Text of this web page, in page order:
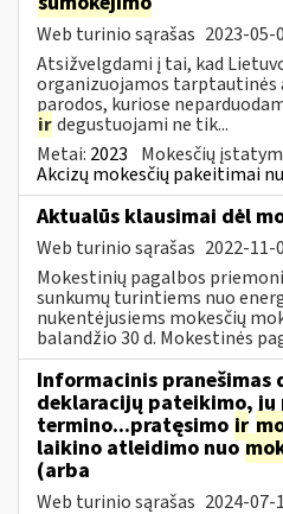
Web turinio sąrašas 2023-05-
Atsižvelgdami į tai, kad
organizuojamos
parodos, kuriose
irdegustuojami ne tik...
Metai: 2023 Mokesčių
Akcizų mokesčių pakeitimai
Aktualūs klausimai dėl
Web turinio sąrašas 2022-11-
Mokestinių pagalbos
sunkumų turintiems nuo
nukentėjusiems mokesčių
balandžio 30 d. Mokestinės
Informacinis pranešimas
deklaracijų pateikimo,
termino...pratęsimo ir
laikino atleidimo nuo
(arba
Web turinio sąrašas 2024-07-